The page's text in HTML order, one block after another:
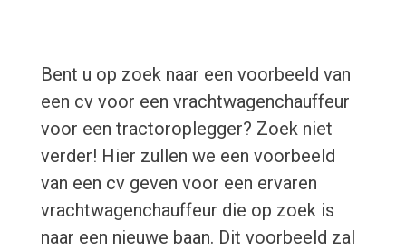
Bent u op zoek naar een voorbeeld van
een cv voor een vrachtwagenchauffeur
voor een tractoroplegger? Zoek niet
verder! Hier zullen we een voorbeeld
van een cv geven voor een ervaren
vrachtwagenchauffeur die op zoek is
naar een nieuwe baan. Dit voorbeeld zal